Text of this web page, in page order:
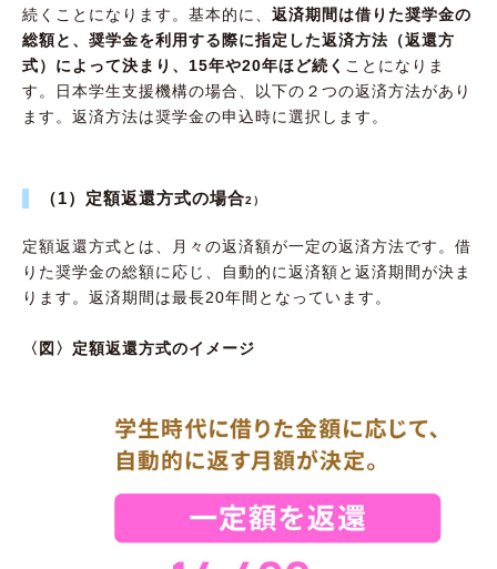
続くことになります。基本的に、 返済期間は借りた奨学金の
総額と、奨学金を利用する際に指定した返済方法（返還方
式）によって決まり、15年や20年ほど続く ことになりま
す。日本学生支援機構の場合、以下の２つの返済方法があり
ます。返済方法は奨学金の申込時に選択します。
（1）定額返還方式の場合2）
定額返還方式とは、月々の返済額が一定の返済方法です。借
りた奨学金の総額に応じ、自動的に返済額と返済期間が決ま
ります。返済期間は最長20年間となっています。
〈図〉定額返還方式のイメージ